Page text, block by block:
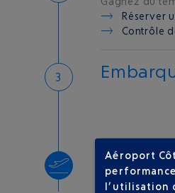
Réserver
Contrôle
Type
Aéroport
l’utilisation